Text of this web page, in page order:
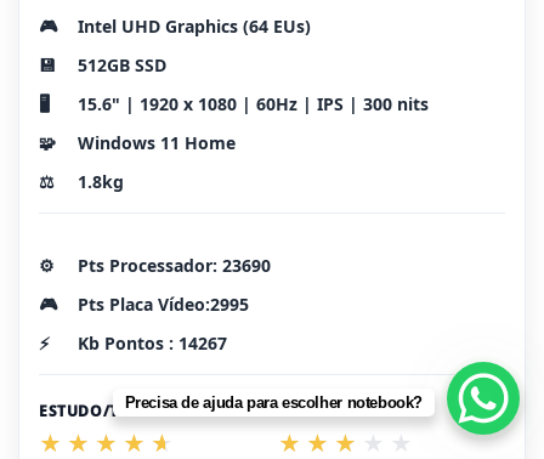
🎮
Intel UHD Graphics (64 EUs)
💾
512GB SSD
🖥️
15.6" | 1920 x 1080 | 60Hz | IPS | 300 nits
🧩
Windows 11 Home
⚖️
1.8kg
⚙️
Pts Processador: 23690
🎮
Pts Placa Vídeo:2995
⚡
Kb Pontos : 14267
ESTUDO/TRABALHO GAMES
Precisa de ajuda para escolher notebook?